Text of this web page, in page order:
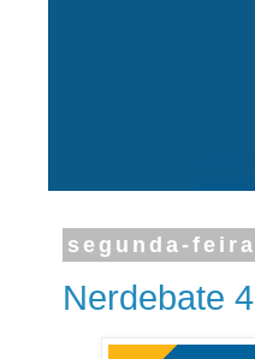
segunda-
Nerdebate